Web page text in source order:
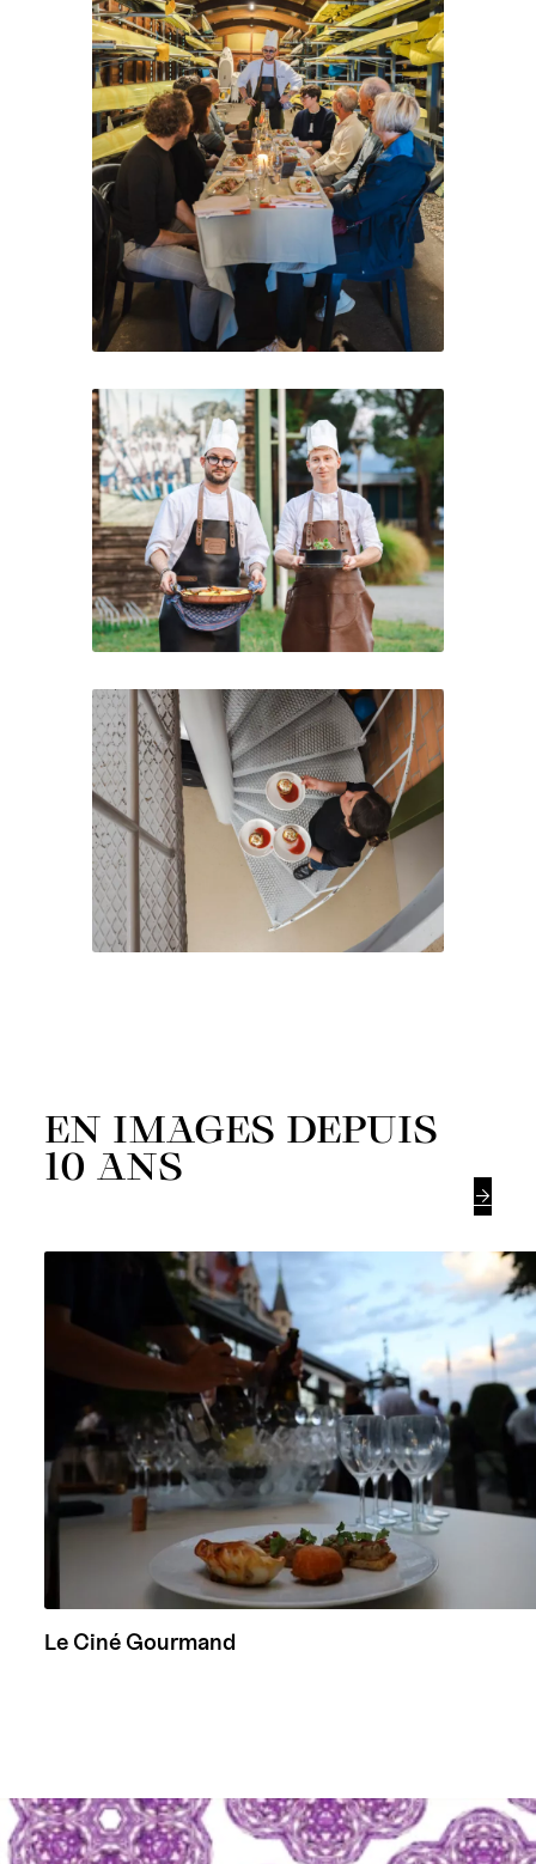
EN IMAGES DEPUIS
10 ANS

Le Ciné Gourmand